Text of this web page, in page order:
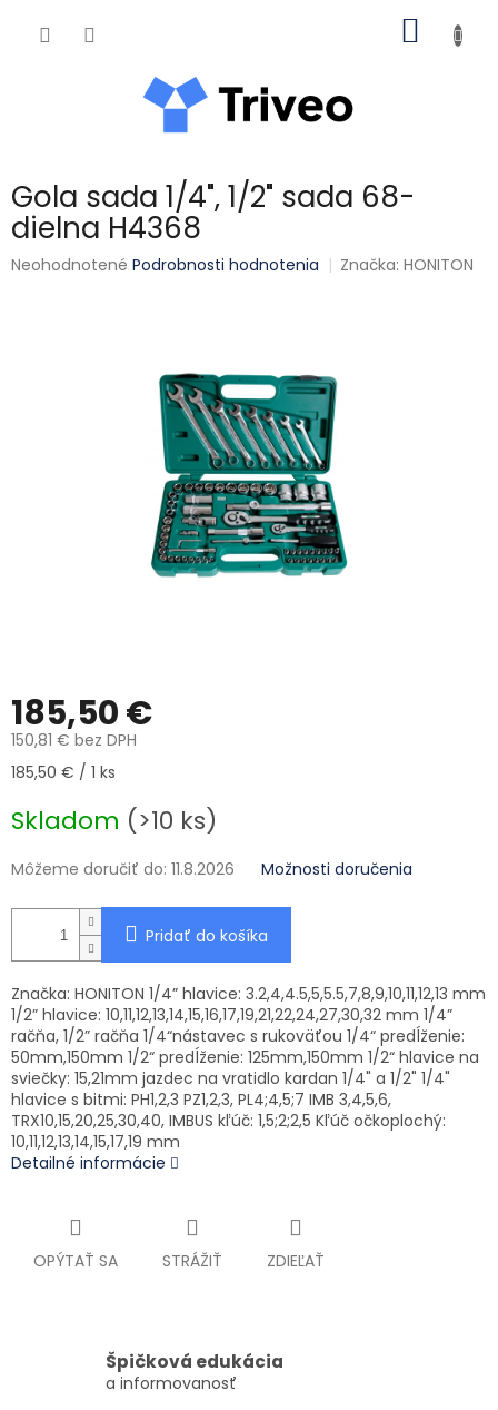
Gola sada 1/4", 1/2" sada 68-
dielna H4368
Priemerné hodnotenie produktu je 0,0 z 5 hviezdičiek.
Neohodnotené Podrobnosti hodnotenia Značka:HONITON
185,50 €
150,81 € bez DPH
Jednotková cena:
185,50 € / 1 ks
Skladom (>10 ks)
Môžeme doručiť do: 11.8.2026 Možnosti doručenia
Pridať do košíka
Značka: HONITON 1/4” hlavice: 3.2,4,4.5,5,5.5,7,8,9,10,11,12,13 mm
1/2” hlavice: 10,11,12,13,14,15,16,17,19,21,22,24,27,30,32 mm 1/4”
račňa, 1/2” račňa 1/4“nástavec s rukoväťou 1/4“ predĺženie:
50mm,150mm 1/2“ predĺženie: 125mm,150mm 1/2“ hlavice na
sviečky: 15,21mm jazdec na vratidlo kardan 1/4" a 1/2" 1/4"
hlavice s bitmi: PH1,2,3 PZ1,2,3, PL4;4,5;7 IMB 3,4,5,6,
TRX10,15,20,25,30,40, IMBUS kľúč: 1,5;2;2,5 Kľúč očkoplochý:
10,11,12,13,14,15,17,19 mm
Detailné informácie
OPÝTAŤ SA STRÁŽIŤ ZDIEĽAŤ
Špičková edukácia
a informovanosť